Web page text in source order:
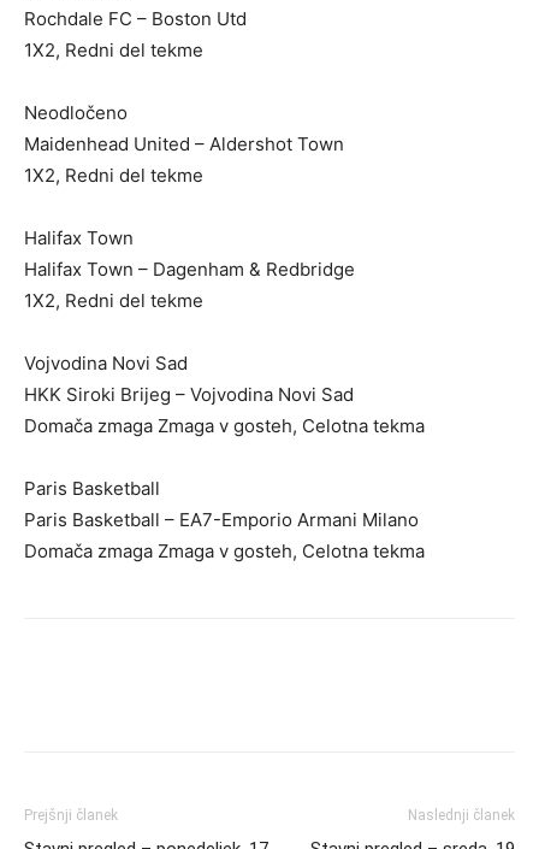
Rochdale FC – Boston Utd
1X2, Redni del tekme
Neodločeno
Maidenhead United – Aldershot Town
1X2, Redni del tekme
Halifax Town
Halifax Town – Dagenham & Redbridge
1X2, Redni del tekme
Vojvodina Novi Sad
HKK Siroki Brijeg – Vojvodina Novi Sad
Domača zmaga Zmaga v gosteh, Celotna tekma
Paris Basketball
Paris Basketball – EA7-Emporio Armani Milano
Domača zmaga Zmaga v gosteh, Celotna tekma
Prejšnji članek Naslednji članek